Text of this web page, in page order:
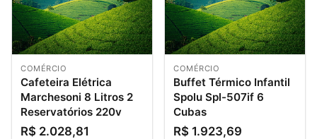
COMÉRCIO
Cafeteira Elétrica
Marchesoni 8 Litros 2
Reservatórios 220v
R$ 2.028,81
COMÉRCIO
Buffet Térmico Infantil
Spolu Spl-507if 6
Cubas
R$ 1.923,69